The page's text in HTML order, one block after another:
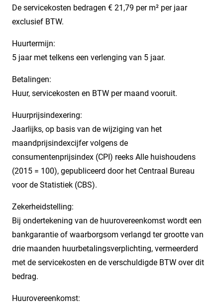
De servicekosten bedragen € 21,79 per m² per jaar
exclusief BTW.
Huurtermijn:
5 jaar met telkens een verlenging van 5 jaar.
Betalingen:
Huur, servicekosten en BTW per maand vooruit.
Huurprijsindexering:
Jaarlijks, op basis van de wijziging van het
maandprijsindexcijfer volgens de
consumentenprijsindex (CPI) reeks Alle huishoudens
(2015 = 100), gepubliceerd door het Centraal Bureau
voor de Statistiek (CBS).
Zekerheidstelling:
Bij ondertekening van de huurovereenkomst wordt een
bankgarantie of waarborgsom verlangd ter grootte van
drie maanden huurbetalingsverplichting, vermeerderd
met de servicekosten en de verschuldigde BTW over dit
bedrag.
Huurovereenkomst: